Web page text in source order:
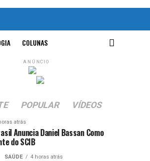
COLUNAS
ANÚNCIO
POPULAR VÍDEOS
atrás
Anuncia Daniel Bassan Como
do SCIB
SAÚDE 4 horas atrás